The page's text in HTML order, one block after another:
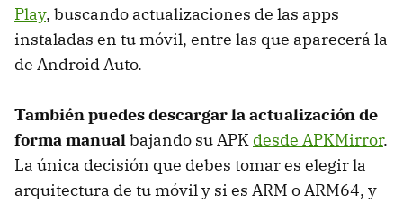
Play, buscando actualizaciones de las apps
instaladas en tu móvil, entre las que aparecerá la
de Android Auto.
También puedes descargar la actualización de
forma manualbajando su APK desde APKMirror.
La única decisión que debes tomar es elegir la
arquitectura de tu móvil y si es ARM o ARM64, y